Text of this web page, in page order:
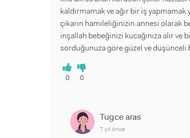
kaldırmamak ve ağır bir iş
çıkarın hamileliğinizin.annesi olarak
inşallah bebeğinizi kucağınıza alır
sorduğunuza göre güzel ve düşünceli
0 0
Tugce aras
7 yıl önce